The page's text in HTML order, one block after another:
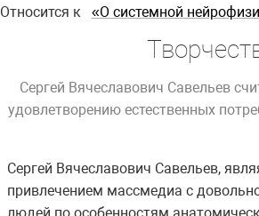
Относится к «О системной
Сергей Вячеславович Савельев
удовлетворению естественных
Сергей Вячеславович Савельев,
привлечением массмедиа с